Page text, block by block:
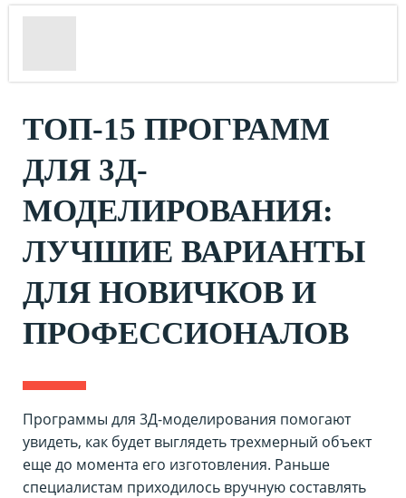
ТОП-15 ПРОГРАММ
ДЛЯ 3Д-
МОДЕЛИРОВАНИЯ:
ЛУЧШИЕ ВАРИАНТЫ
ДЛЯ НОВИЧКОВ И
ПРОФЕССИОНАЛОВ
Программы для 3Д-моделирования помогают
увидеть, как будет выглядеть трехмерный объект
еще до момента его изготовления. Раньше
специалистам приходилось вручную составлять